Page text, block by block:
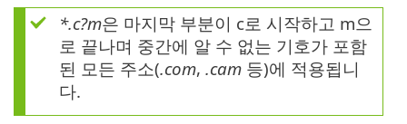
*.c?m은 마지막 부분이 c로 시작하고 m으
로 끝나며 중간에 알 수 없는 기호가 포함
된 모든 주소(.com, .cam 등)에 적용됩니
다.